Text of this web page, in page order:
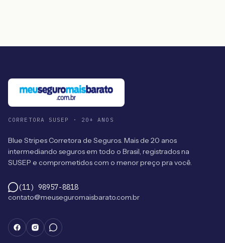
CORRETORA SUSEP · 20+ ANOS
Blue Stripes Corretora de Seguros. Mais de 20 anos
intermediando seguros em todo o Brasil, registrados na
SUSEP e comprometidos com o menor preço pra você.
(11) 98957-8818
contato@meuseguromaisbarato.com.br